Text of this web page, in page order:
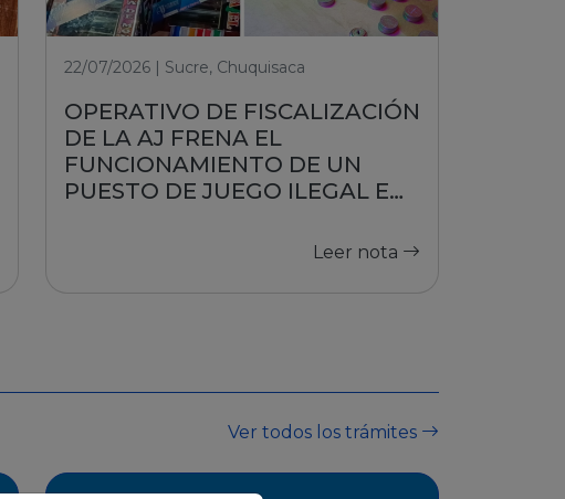
22/07/2026 | Sucre, Chuquisaca
OPERATIVO DE FISCALIZACIÓN
DE LA AJ FRENA EL
FUNCIONAMIENTO DE UN
PUESTO DE JUEGO ILEGAL EN
Leer nota
Ver todos los trámites